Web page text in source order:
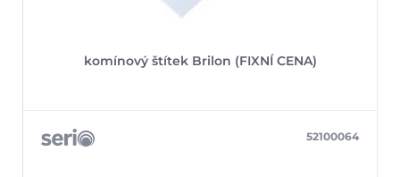
komínový štítek Brilon (FIXNÍ CENA)
52100064